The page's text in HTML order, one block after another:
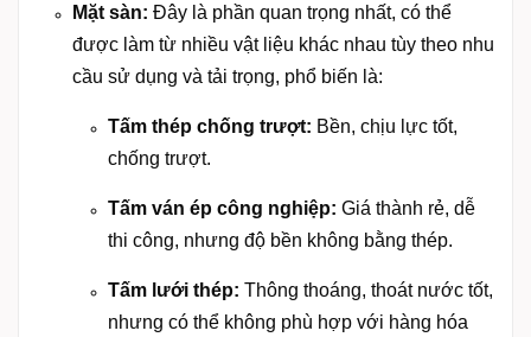
Mặt sàn: Đây là phần quan trọng nhất, có thể
được làm từ nhiều vật liệu khác nhau tùy theo nhu
cầu sử dụng và tải trọng, phổ biến là:
Tấm thép chống trượt: Bền, chịu lực tốt,
chống trượt.
Tấm ván ép công nghiệp: Giá thành rẻ, dễ
thi công, nhưng độ bền không bằng thép.
Tấm lưới thép: Thông thoáng, thoát nước tốt,
nhưng có thể không phù hợp với hàng hóa